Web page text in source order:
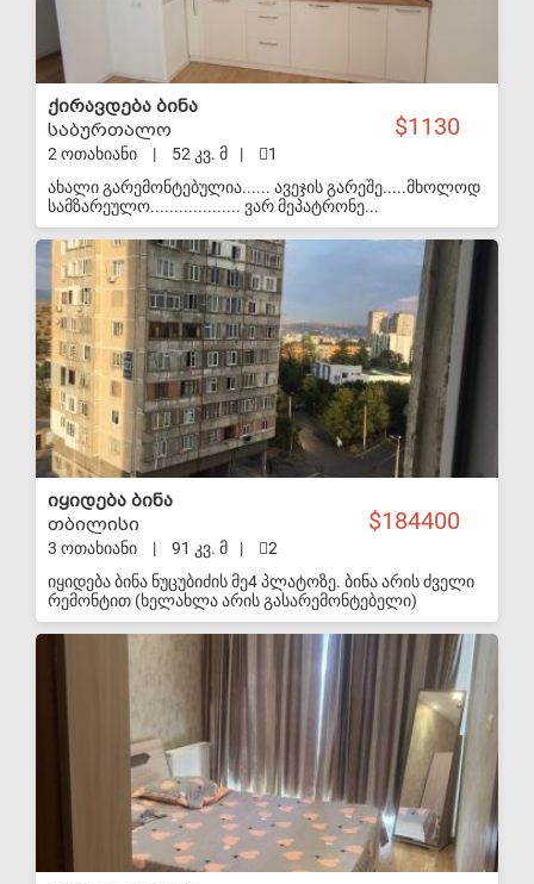
1130
ქირავდება ბინა
საბურთალო
2 ოთახიანი | 52 კვ. მ |
1
ახალი გარემონტებულია...... ავეჯის გარეშე.....მხოლოდ
სამზარეულო................... ვარ მეპატრონე...
S-VIP
184400
იყიდება ბინა
თბილისი
3 ოთახიანი | 91 კვ. მ |
2
იყიდება ბინა ნუცუბიძის მე4 პლატოზე. ბინა არის ძველი
რემონტით (ხელახლა არის გასარემონტებელი)
კორპუსს აქვს კარგი ეზო, საბავშვო სკვერით. კორპუსთან
არის ფეხბურთის სტადიონი. კორპუსთან არის
სამარშრუტო ტაქსის გაჩერება და იქვე არის ავტობუსის
გაჩერებაც. ძალიან ახლოს აქვს საჯარო ბაღი და
სკოლა. ასევე ახლოს არის ქსელური სუპერმარკეტები
და აფთიაქი. მისაღები 23 კვ.მ. სამზარეულო 18 კვ.მ.
სველი წერტილი 4,4 კვ.მ. საძინებელი 15,6 კვ.მ. მეორე
საძინებელი არის 10,4 კვ.მ. შემოსასვლელი 8,13 კვ.მ.
ლოჯი 11კვ.მ. ბინის ფასი 65,000$ (შესაძლებელია ფასზე
მოლაპარაკება)
S-VIP